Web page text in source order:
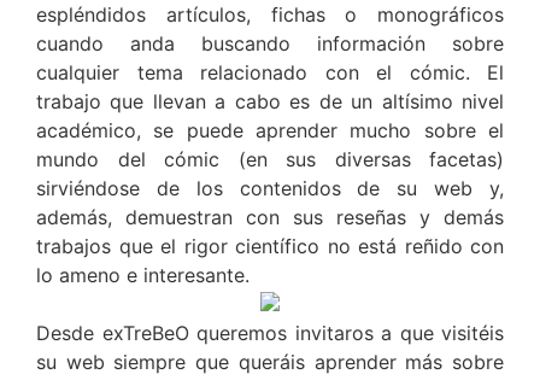
espléndidos artículos, fichas o monográficos
cuando anda buscando información sobre
cualquier tema relacionado con el cómic. El
trabajo que llevan a cabo es de un altísimo nivel
académico, se puede aprender mucho sobre el
mundo del cómic (en sus diversas facetas)
sirviéndose de los contenidos de su web y,
además, demuestran con sus reseñas y demás
trabajos que el rigor científico no está reñido con
lo ameno e interesante.
Desde exTreBeO queremos invitaros a que visitéis
su web siempre que queráis aprender más sobre